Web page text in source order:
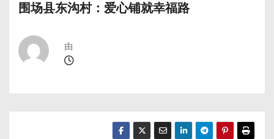
围场县东沟村：爱心铺就幸福路
由